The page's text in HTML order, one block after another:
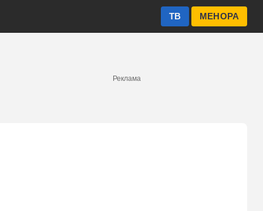
МЕНОРА
ТВ
Реклама